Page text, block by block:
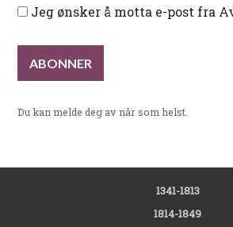
Jeg ønsker å motta e-post fra
Du kan melde deg av når som helst.
1341-1813
1814-1849